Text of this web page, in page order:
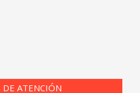
DE ATENCIÓN